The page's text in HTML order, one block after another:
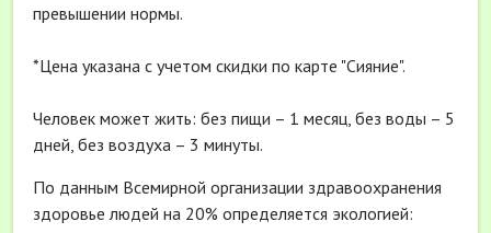
превышении нормы.
*Цена указана с учетом скидки по карте "Сияние".
Человек может жить: без пищи – 1 месяц, без воды – 5
дней, без воздуха – 3 минуты.
По данным Всемирной организации здравоохранения
здоровье людей на 20% определяется экологией: